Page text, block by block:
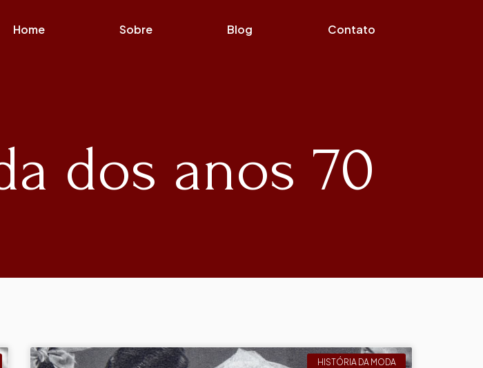
Home Sobre Blog Contato
dos anos 70
HISTÓRIA DA MODA